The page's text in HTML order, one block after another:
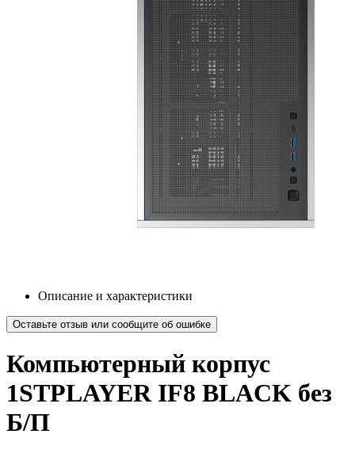
Описание и характеристики
Оставьте отзыв или сообщите об ошибке
Компьютерный корпус
1STPLAYER IF8 BLACK без
Б/П